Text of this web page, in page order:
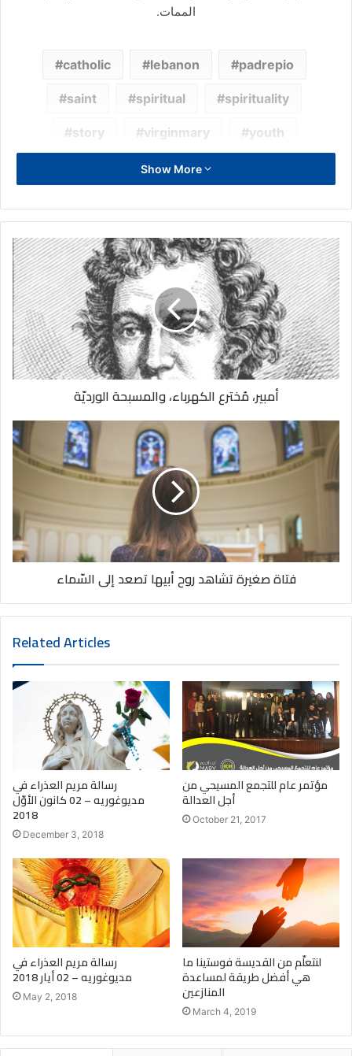
الممات.
catholic lebanon padrepio
saint spiritual spirituality
story virginmary youth
YouthofmaryShow More
أمبير، مُخترع الكهرباء، والمسبحة الورديّة
فتاة صغيرة تشاهد روح أبيها تصعد إلى السّماء
Related Articles
رسالة مريم العذراء في
مديوغوريه – 02 كانون الأوّل
2018
December 3, 2018
مؤتمر عام للتجمع المسيحي من
أجل العدالة
October 21, 2017
رسالة مريم العذراء في
مديوغوريه – 02 أيار 2018
May 2, 2018
لنتعلّم من القديسة فوستينا ما
هي أفضل طريقة لمساعدة
المنازعين
March 4, 2019